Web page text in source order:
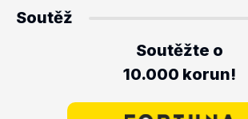
Soutěž
Soutěžte o
10.000 korun!